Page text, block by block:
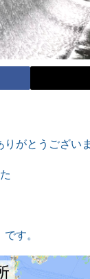
がとうございま
す。